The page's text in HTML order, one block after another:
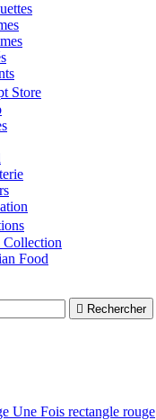
Store
Collection
Food
 Rechercher
Une Fois rectangle rouge